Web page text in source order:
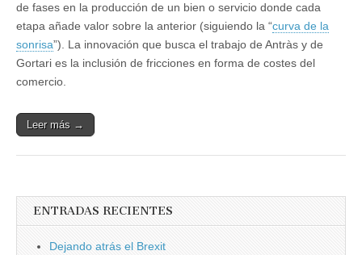
de fases en la producción de un bien o servicio donde cada
etapa añade valor sobre la anterior (siguiendo la “curva de la
sonrisa”). La innovación que busca el trabajo de Antràs y de
Gortari es la inclusión de fricciones en forma de costes del
comercio.
Leer más →
ENTRADAS RECIENTES
Dejando atrás el Brexit